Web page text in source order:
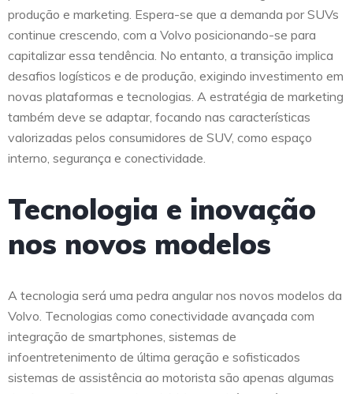
produção e marketing. Espera-se que a demanda por SUVs
continue crescendo, com a Volvo posicionando-se para
capitalizar essa tendência. No entanto, a transição implica
desafios logísticos e de produção, exigindo investimento em
novas plataformas e tecnologias. A estratégia de marketing
também deve se adaptar, focando nas características
valorizadas pelos consumidores de SUV, como espaço
interno, segurança e conectividade.
Tecnologia e inovação
nos novos modelos
A tecnologia será uma pedra angular nos novos modelos da
Volvo. Tecnologias como conectividade avançada com
integração de smartphones, sistemas de
infoentretenimento de última geração e sofisticados
sistemas de assistência ao motorista são apenas algumas